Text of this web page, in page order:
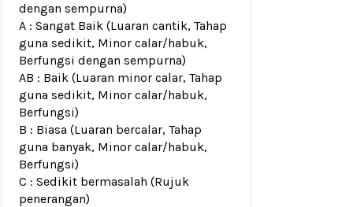
dengan sempurna)
A : Sangat Baik (Luaran cantik, Tahap
guna sedikit, Minor calar/habuk,
Berfungsi dengan sempurna)
AB : Baik (Luaran minor calar, Tahap
guna sedikit, Minor calar/habuk,
Berfungsi)
B : Biasa (Luaran bercalar, Tahap
guna banyak, Minor calar/habuk,
Berfungsi)
C : Sedikit bermasalah (Rujuk
penerangan)